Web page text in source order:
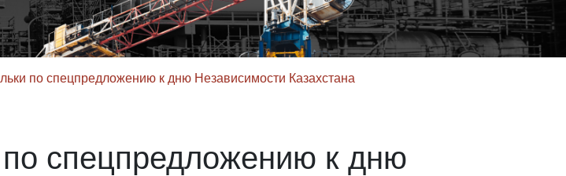
по спецпредложению к дню Независимости Казахстана
спецпредложению к дню